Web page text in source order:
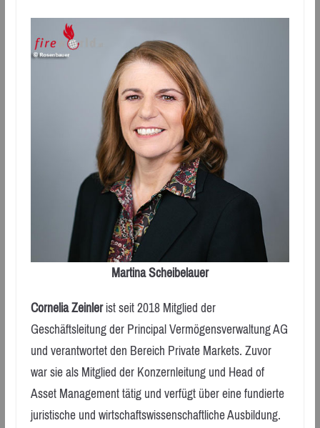
Martina Scheibelauer
Cornelia Zeinlerist seit 2018 Mitglied der
Geschäftsleitung der Principal Vermögensverwaltung AG
und verantwortet den Bereich Private Markets. Zuvor
war sie als Mitglied der Konzernleitung und Head of
Asset Management tätig und verfügt über eine fundierte
juristische und wirtschaftswissenschaftliche Ausbildung.